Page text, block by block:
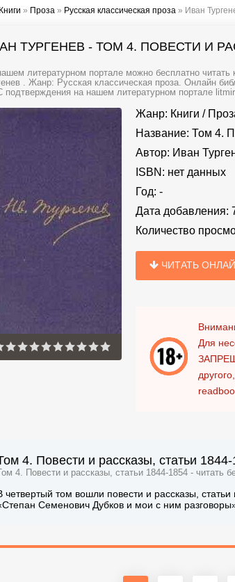
Книги » Проза » Русская классическая проза » Иван
ТУРГЕНЕВ - ТОМ 4. ПОВЕСТИ И
литературном портале можно бесплатно
. Жанр: Русская классическая проза. Онлайн
на нашем литературном портале
Жанр: Книги /
Название: Том 4.
Автор: Иван
ISBN: нет данных
Год: -
Дата добавления:
Количество
ЧИТАТЬ
Для
4. Повести и рассказы, статьи 1844-
Том 4. Повести и рассказы, статьи 1844-1854 - читать
четвертый том вошли повести и рассказы,
Семенович Дубков и мои с ним